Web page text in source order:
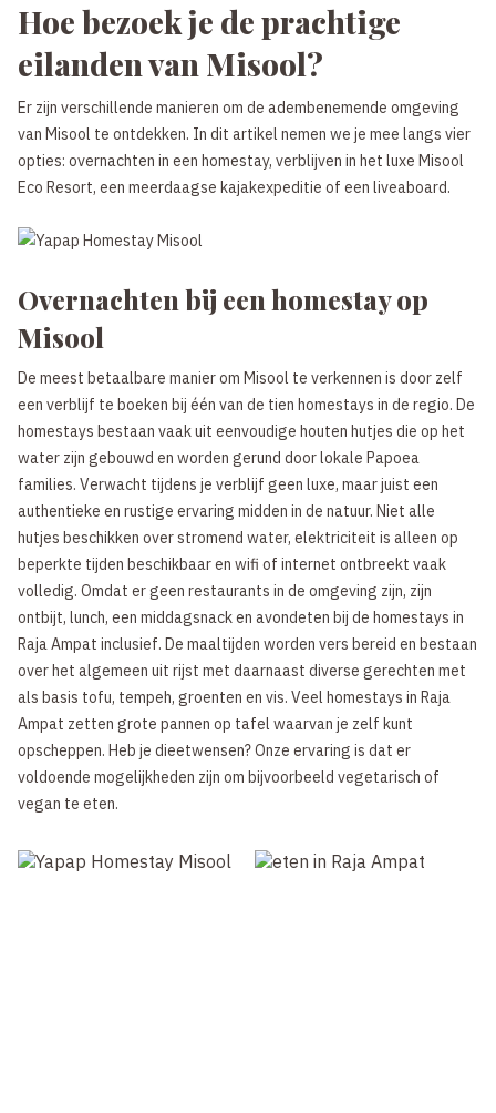
Hoe bezoek je de prachtige
eilanden van Misool?
Er zijn verschillende manieren om de adembenemende omgeving
van Misool te ontdekken. In dit artikel nemen we je mee langs vier
opties: overnachten in een homestay, verblijven in het luxe Misool
Eco Resort, een meerdaagse kajakexpeditie of een liveaboard.
Overnachten bij een homestay op
Misool
De meest betaalbare manier om Misool te verkennen is door zelf
een verblijf te boeken bij één van de tien homestays in de regio. De
homestays bestaan vaak uit eenvoudige houten hutjes die op het
water zijn gebouwd en worden gerund door lokale Papoea
families. Verwacht tijdens je verblijf geen luxe, maar juist een
authentieke en rustige ervaring midden in de natuur. Niet alle
hutjes beschikken over stromend water, elektriciteit is alleen op
beperkte tijden beschikbaar en wifi of internet ontbreekt vaak
volledig. Omdat er geen restaurants in de omgeving zijn, zijn
ontbijt, lunch, een middagsnack en avondeten bij de homestays in
Raja Ampat inclusief. De maaltijden worden vers bereid en bestaan
over het algemeen uit rijst met daarnaast diverse gerechten met
als basis tofu, tempeh, groenten en vis. Veel homestays in Raja
Ampat zetten grote pannen op tafel waarvan je zelf kunt
opscheppen. Heb je dieetwensen? Onze ervaring is dat er
voldoende mogelijkheden zijn om bijvoorbeeld vegetarisch of
vegan te eten.